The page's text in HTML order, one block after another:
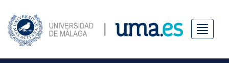
Menú